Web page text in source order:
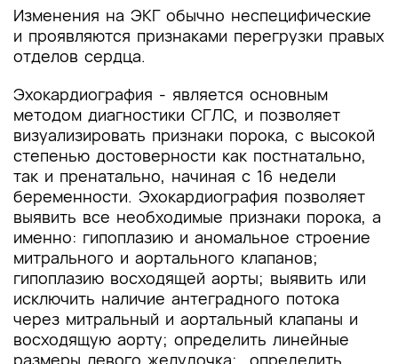
Изменения на ЭКГ обычно неспецифические
и проявляются признаками перегрузки правых
отделов сердца.
Эхокардиография - является основным
методом диагностики СГЛС, и позволяет
визуализировать признаки порока, с высокой
степенью достоверности как постнатально,
так и пренатально, начиная с 16 недели
беременности. Эхокардиография позволяет
выявить все необходимые признаки порока, а
именно: гипоплазию и аномальное строение
митрального и аортального клапанов;
гипоплазию восходящей аорты; выявить или
исключить наличие антеградного потока
через митральный и аортальный клапаны и
восходящую аорту; определить линейные
размеры левого желудочка; определить